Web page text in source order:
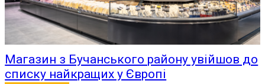
Магазин з Бучанського району увійшов до
списку найкращих у Європі